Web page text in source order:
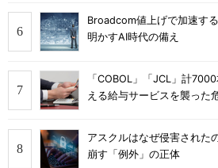
Broadcom値上げで加速す
明かすAI時代の備え
「COBOL」「JCL」計
える給与サービスを襲った
アスクルはなぜ侵害され
崩す「例外」の正体